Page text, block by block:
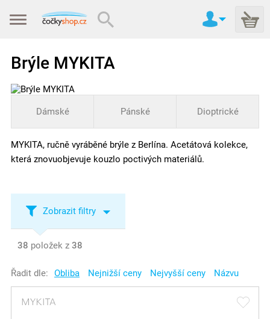
Brýle MYKITA
Dámské Pánské Dioptrické
MYKITA, ručně vyráběné brýle z Berlína. Acetátová kolekce,
která znovuobjevuje kouzlo poctivých materiálů.
Zobrazit filtry
38 položek z 38
Řadit dle: Obliba Nejnižší ceny Nejvyšší ceny Názvu